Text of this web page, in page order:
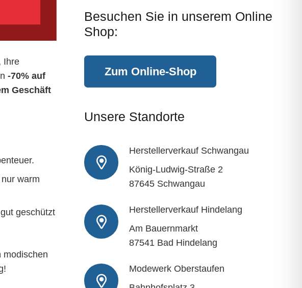
Ihre
-70% auf
Geschäft
warm
geschützt
modischen
Besuchen Sie in unserem Online
Shop:
Zum Online-Shop
Unsere Standorte
Herstellerverkauf Schwangau
König-Ludwig-Straße 2
87645 Schwangau
Herstellerverkauf Hindelang
Am Bauernmarkt
87541 Bad Hindelang
Modewerk Oberstaufen